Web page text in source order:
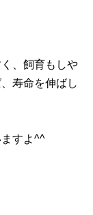
、飼育もしや
寿命を伸ばし
すよ^^